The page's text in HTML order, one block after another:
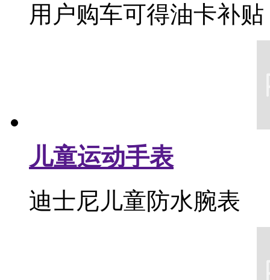
用户购车可得油卡补贴
儿童运动手表
迪士尼儿童防水腕表